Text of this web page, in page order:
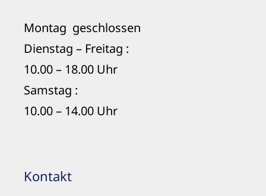
Montag geschlossen
Dienstag – Freitag :
10.00 – 18.00 Uhr
Samstag :
10.00 – 14.00 Uhr
Kontakt